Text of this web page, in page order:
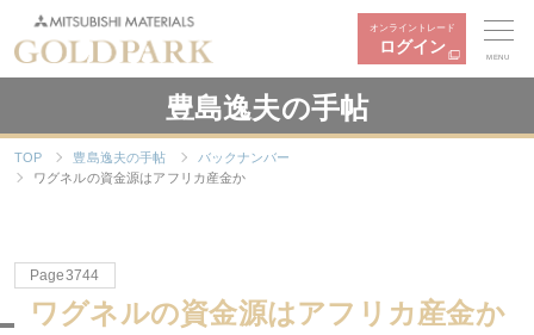
オンライントレード
ログイン
MENU
豊島逸夫の手帖
TOP 豊島逸夫の手帖
バックナンバー
ワグネルの資金源はアフリカ産金か
Page3744
ワグネルの資金源はアフリカ産金か